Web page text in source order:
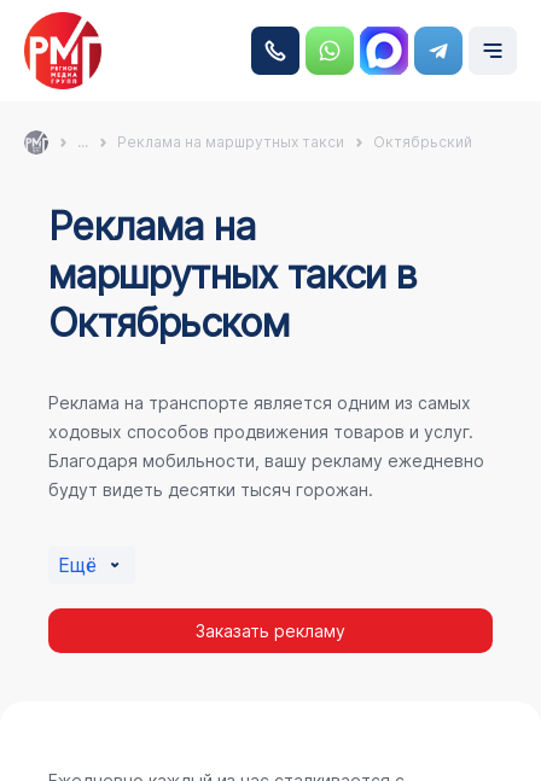
... Реклама на маршрутных такси Октябрьский
Реклама на
маршрутных такси в
Октябрьском
Реклама на транспорте является одним из самых
ходовых способов продвижения товаров и услуг.
Благодаря мобильности, вашу рекламу ежедневно
будут видеть десятки тысяч горожан.
Ещё
Заказать рекламу